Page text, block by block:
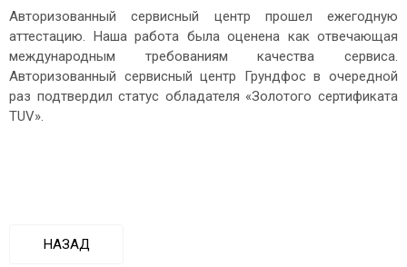
Авторизованный сервисный центр прошел ежегодную
аттестацию. Наша работа была оценена как отвечающая
международным требованиям качества сервиса.
Авторизованный сервисный центр Грундфос в очередной
раз подтвердил статус обладателя «Золотого сертификата
TUV».
НАЗАД